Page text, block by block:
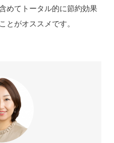
めてトータル的に節約効果
とがオススメです。